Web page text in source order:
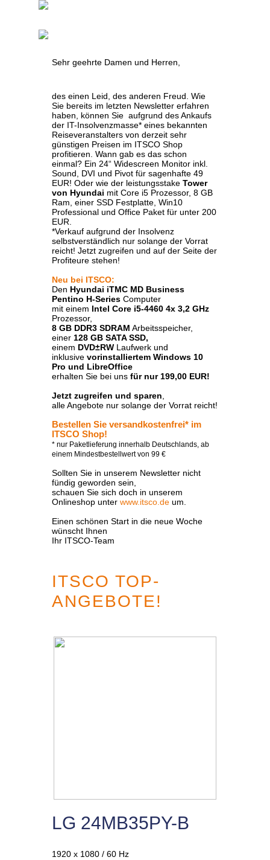
Sehr geehrte Damen und Herren,
des einen Leid, des anderen Freud. Wie
Sie bereits im letzten Newsletter erfahren
haben, können Sie aufgrund des Ankaufs
der IT-Insolvenzmasse* eines bekannten
Reiseveranstalters von derzeit sehr
günstigen Preisen im ITSCO Shop
profitieren. Wann gab es das schon
einmal? Ein 24“ Widescreen Monitor inkl.
Sound, DVI und Pivot für sagenhafte 49
EUR! Oder wie der leistungsstake Tower
von Hyundai mit Core i5 Prozessor, 8 GB
Ram, einer SSD Festplatte, Win10
Professional und Office Paket für unter 200
EUR.
*Verkauf aufgrund der Insolvenz
selbstverständlich nur solange der Vorrat
reicht! Jetzt zugreifen und auf der Seite der
Profiteure stehen!
Neu bei ITSCO:
Den Hyundai iTMC MD Business
Pentino H-Series Computer
mit einem Intel Core i5-4460 4x 3,2 GHz
Prozessor,
8 GB DDR3 SDRAM Arbeitsspeicher,
einer 128 GB SATA SSD,
einem DVD±RW Laufwerk und
inklusive vorinstalliertem Windows 10
Pro und LibreOffice
erhalten Sie bei uns für nur 199,00 EUR!
Jetzt zugreifen und sparen
alle Angebote nur solange der Vorrat reicht!
Bestellen Sie versandkostenfrei* im
ITSCO Shop!
* nur Paketlieferung innerhalb Deutschlands, ab
einem Mindestbestellwert von 99 €
Sollten Sie in unserem Newsletter nicht
fündig geworden sein,
schauen Sie sich doch in unserem
Onlineshop unter www.itsco.de um.
Einen schönen Start in die neue Woche
wünscht Ihnen
Ihr ITSCO-Team
ITSCO TOP-
ANGEBOTE!
LG 24MB35PY-B
1920 x 1080 / 60 Hz